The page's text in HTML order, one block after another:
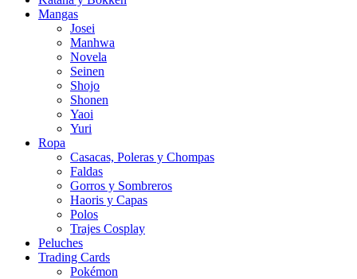
Mangas
Josei
Manhwa
Novela
Seinen
Shojo
Shonen
Yaoi
Yuri
Ropa
Casacas, Poleras y Chompas
Faldas
Gorros y Sombreros
Haoris y Capas
Polos
Trajes Cosplay
Peluches
Trading Cards
Pokémon